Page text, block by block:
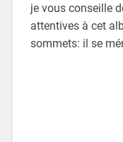
je vous conseille
attentives à cet
sommets: il se